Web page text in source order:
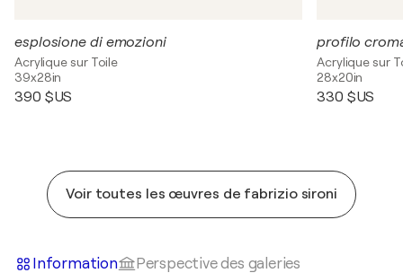
esplosione di emozioni
Acrylique sur Toile
39x28in
390 $US
profilo
Acrylique sur
28x20in
330 $US
Voir toutes les œuvres de fabrizio sironi
Information Perspective des galeries